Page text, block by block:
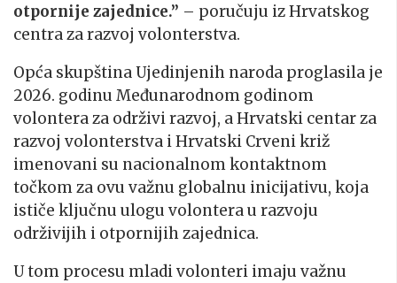
otpornije zajednice.” – poručuju iz Hrvatskog
centra za razvoj volonterstva.
Opća skupština Ujedinjenih naroda proglasila je
2026. godinu Međunarodnom godinom
volontera za održivi razvoj, a Hrvatski centar za
razvoj volonterstva i Hrvatski Crveni križ
imenovani su nacionalnom kontaktnom
točkom za ovu važnu globalnu inicijativu, koja
ističe ključnu ulogu volontera u razvoju
održivijih i otpornijih zajednica.
U tom procesu mladi volonteri imaju važnu